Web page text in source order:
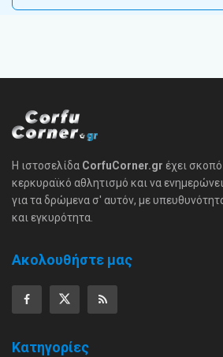
Η ιστοσελίδα CorfuCorner.gr έχει
κερκυραϊκό αθλητισμό και να
για τα δρώμενα σ' αυτόν, με
και εγκυρότητα.
Ακολουθήστε μας
Κατηγορίες